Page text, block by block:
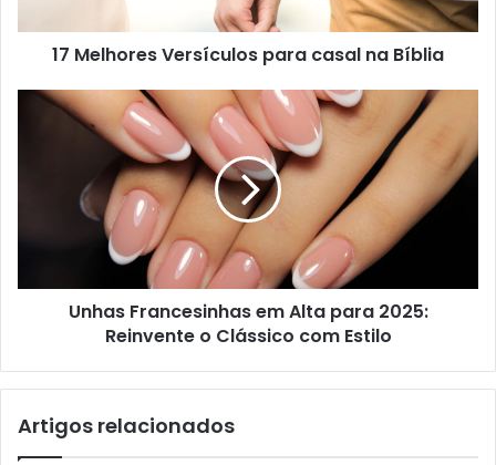
17 Melhores Versículos para casal na Bíblia
Unhas Francesinhas em Alta para 2025:
Reinvente o Clássico com Estilo
Artigos relacionados